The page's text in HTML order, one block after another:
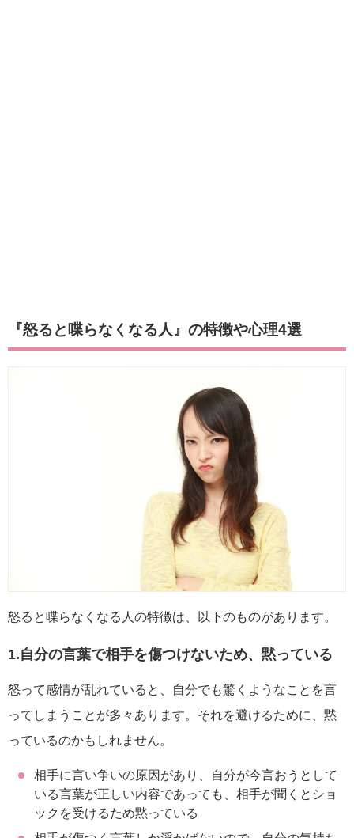
『怒ると喋らなくなる人』の特徴や心理4選
怒ると喋らなくなる人の特徴は、以下のものがあります。
1.自分の言葉で相手を傷つけないため、黙っている
怒って感情が乱れていると、自分でも驚くようなことを言
ってしまうことが多々あります。それを避けるために、黙
っているのかもしれません。
相手に言い争いの原因があり、自分が今言おうとして
いる言葉が正しい内容であっても、相手が聞くとショ
ックを受けるため黙っている